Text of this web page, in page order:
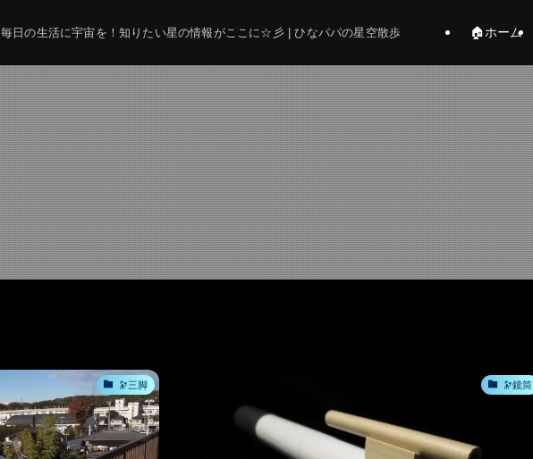
毎日の生活に宇宙を！知りたい星の情報がここに☆彡 | ひなパパの星空散歩 🏠ホーム
🔭三脚 🔭鏡筒